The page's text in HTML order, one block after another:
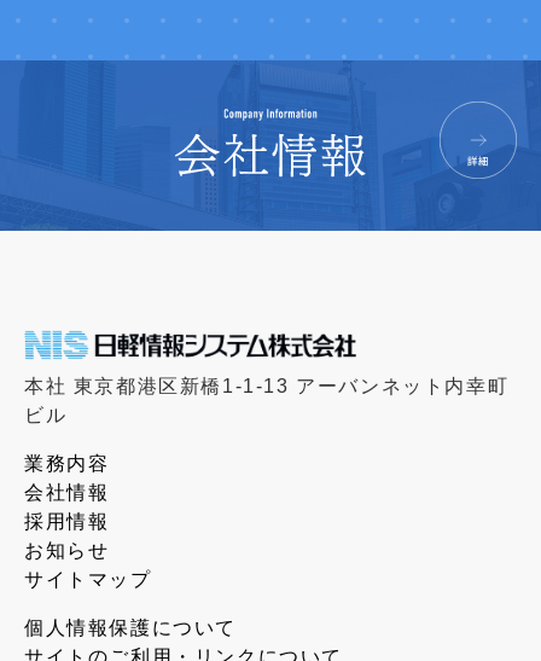
本社 東京都港区新橋1-1-13 アーバンネット内幸町
ビル
業務内容
会社情報
採用情報
お知らせ
サイトマップ
個人情報保護について
サイトのご利用・リンクについて